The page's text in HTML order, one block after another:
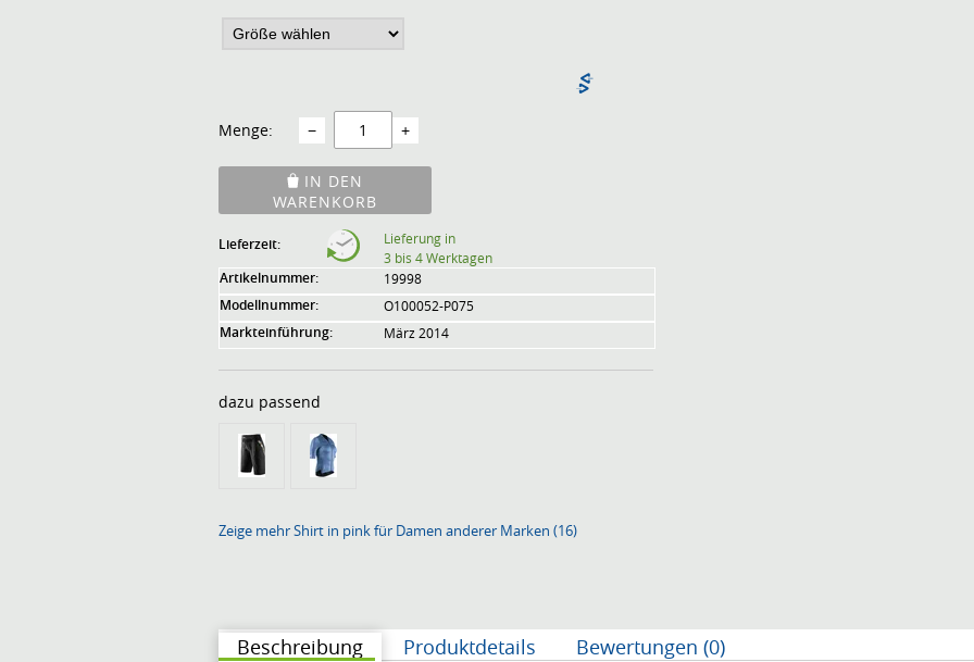
Menge: − +
IN DEN
WARENKORB
Lieferzeit:
Lieferung in
3 bis 4 Werktagen
Artikelnummer: 19998
Modellnummer: O100052-P075
Markteinführung: März 2014
dazu passend
Zeige mehr Shirt in pink für Damen anderer Marken (16)
Beschreibung Produktdetails Bewertungen (0)